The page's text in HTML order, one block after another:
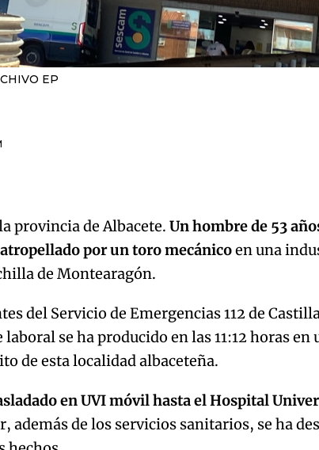
EP
provincia de Albacete.Un hombre de 53
por un toro mecánicoen una
de Montearagón.
del Servicio de Emergencias 112 de
se ha producido en las 11:12 horas en
de esta localidad albaceteña.
en UVI móvil hasta el Hospital
además de los servicios sanitarios, se ha